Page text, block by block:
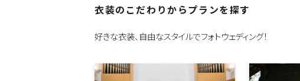
衣装のこだわりからプランを探す
好きな衣装、自由なスタイルでフォトウェディング！